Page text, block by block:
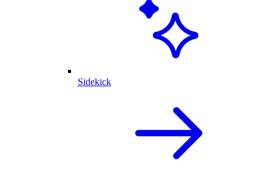
Sidekick